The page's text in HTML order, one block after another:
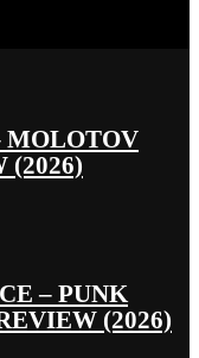
MOLOTOV
(2026)
– PUNK
(2026)